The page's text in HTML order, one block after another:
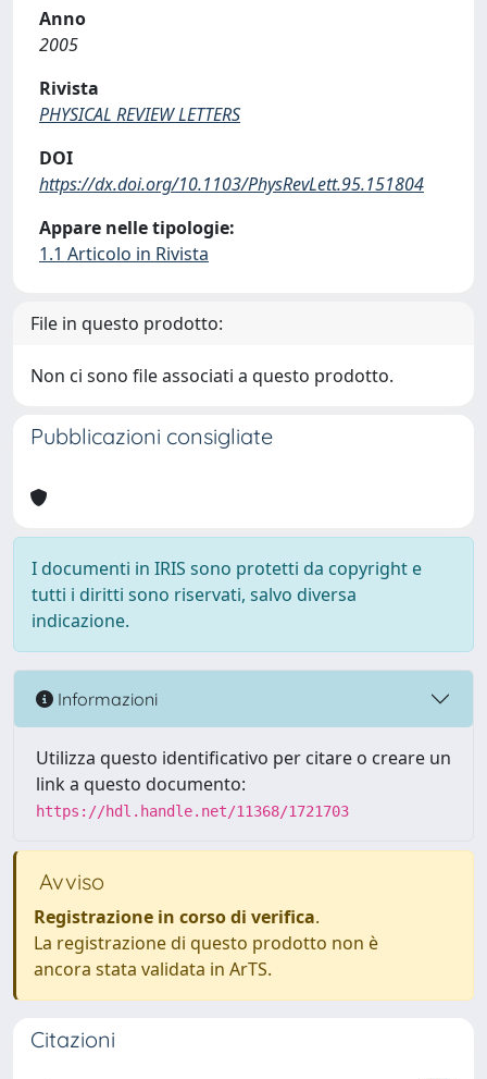
Anno
2005
Rivista
PHYSICAL REVIEW LETTERS
DOI
https://dx.doi.org/10.1103/PhysRevLett.95.151804
Appare nelle tipologie:
1.1 Articolo in Rivista
File in questo prodotto:
Non ci sono file associati a questo prodotto.
Pubblicazioni consigliate
I documenti in IRIS sono protetti da copyright e
tutti i diritti sono riservati, salvo diversa
indicazione.
Informazioni
Utilizza questo identificativo per citare o creare un
link a questo documento:
https://hdl.handle.net/11368/1721703
Avviso
Registrazione in corso di verifica.
La registrazione di questo prodotto non è
ancora stata validata in ArTS.
Citazioni